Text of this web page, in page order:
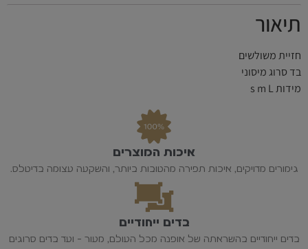
תיאור
חזיית משולשים
בד סרוג מיסוני
מידות s m L
איכות המוצרים
גימורים מדויקים, איכות תפירה מהטובות ביותר, והשקעה עצומה בדיטלס.
בדים ייחודיים
בדים ייחודיים בהשראתה של אופנה מכל העולם, מעור - ועד בדים סרוגים